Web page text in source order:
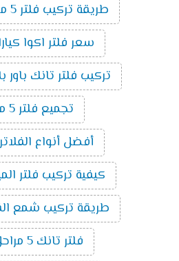
طريقة تركيب فلتر 5 مراحل بالصور
سعر فلتر اكوا كيارا 5
تركيب فلتر تانك باور بلس 5
تجميع فلتر 5 مراحل
أفضل أنواع الفلاتر 5
كيفية تركيب فلتر المياه 5
طريقة تركيب شمع الفلتر 5
فلتر تانك 5 مراحل سعر